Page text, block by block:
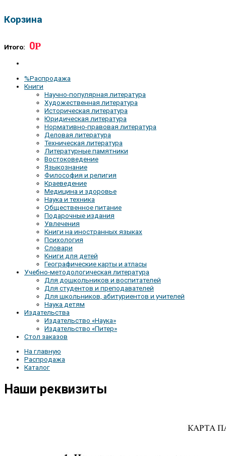
Корзина
Итого: 0Р
%Распродажа
Книги
Научно-популярная литература
Художественная литература
Историческая литература
Юридическая литература
Нормативно-правовая литература
Деловая литература
Техническая литература
Литературные памятники
Востоковедение
Языкознание
Философия и религия
Краеведение
Медицина и здоровье
Наука и техника
Общественное питание
Подарочные издания
Увлечения
Книги на иностранных языках
Психология
Словари
Книги для детей
Географические карты и атласы
Учебно-методологическая литература
Для дошкольников и воспитателей
Для студентов и преподавателей
Для школьников, абитуриентов и учителей
Наука детям
Издательства
Издательство «Наука»
Издательство «Питер»
Стол заказов
На главную
Распродажа
Каталог
Наши реквизиты